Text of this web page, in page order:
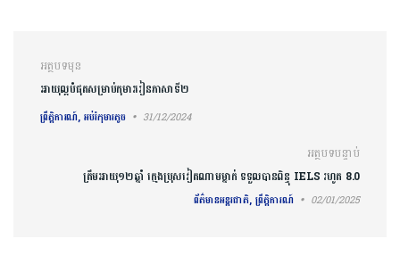
ការ​នាំទិស​ប្រកាស
អត្ថបទមុន
អាយុល្អបំផុតសម្រាប់កុមាររៀនភាសាទី២
ព្រឹត្តិការណ៍, អប់រំកុមារតូច 31/12/2024
អត្ថបទបន្ទាប់
ត្រឹមអាយុ១២ឆ្នាំ ក្មេងប្រុសវៀតណាមម្នាក់ ទទួលបានពិន្ទុ IELS រហូត 8.0
ព័ត៌មានអន្តរជាតិ, ព្រឹត្តិការណ៍ 02/01/2025